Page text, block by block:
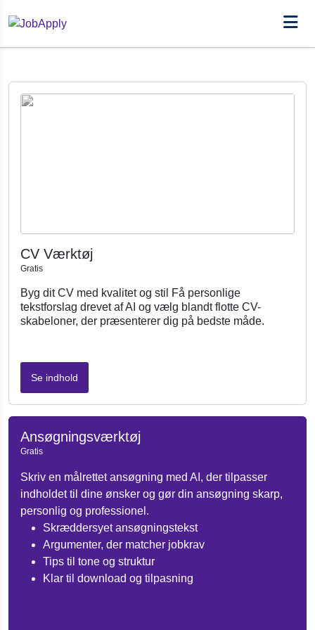
CV Værktøj
Gratis
Byg dit CV med kvalitet og stil Få personlige
tekstforslag drevet af AI og vælg blandt flotte CV-
skabeloner, der præsenterer dig på bedste måde.
Se indhold
Ansøgningsværktøj
Ansøgningsværktøj
Gratis
Skriv en målrettet ansøgning med AI, der tilpasser
indholdet til dine ønsker og gør din ansøgning skarp,
personlig og professionel.
Skræddersyet ansøgningstekst
Argumenter, der matcher jobkrav
Tips til tone og struktur
Klar til download og tilpasning